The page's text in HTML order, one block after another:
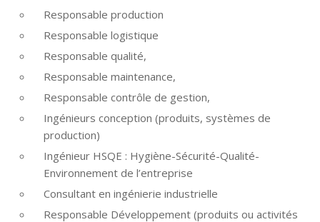
Responsable production
Responsable logistique
Responsable qualité,
Responsable maintenance,
Responsable contrôle de gestion,
Ingénieurs conception (produits, systèmes de
production)
Ingénieur HSQE : Hygiène-Sécurité-Qualité-
Environnement de l’entreprise
Consultant en ingénierie industrielle
Responsable Développement (produits ou activités